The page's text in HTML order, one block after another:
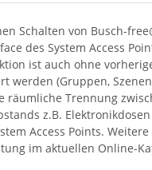
Schalten von Busch-
des System Access
ist auch ohne
(Gruppen,
Trennung
z.B.
Access Points.
im aktuellen Online-